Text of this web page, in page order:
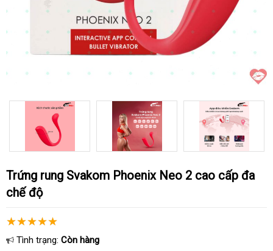
Trứng rung Svakom Phoenix Neo 2 cao cấp đa
chế độ
Tình trạng: Còn hàng